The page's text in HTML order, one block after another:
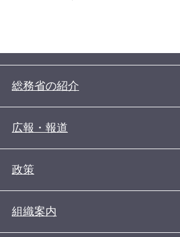
総務省の紹介
広報・報道
政策
組織案内